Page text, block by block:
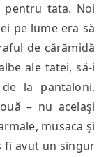
tata. Noi
pe lume era să
de cărămidă
ale tatei, să-i
la pantaloni.
– nu acelaşi
musaca şi
fi avut un singur